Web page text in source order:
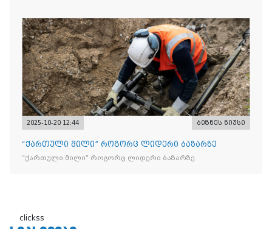
„Raffaello”-ს სასაქონლო ნიშნით უკანონო ნიშანდებული
ტკბილეული
2025-10-20 12:44 ბიზნეს ნიუსი
“ქართული მილი” როგორც ლიდერი ბაზარზე
“ქართული მილი” როგორც ლიდერი ბაზარზე
clickss